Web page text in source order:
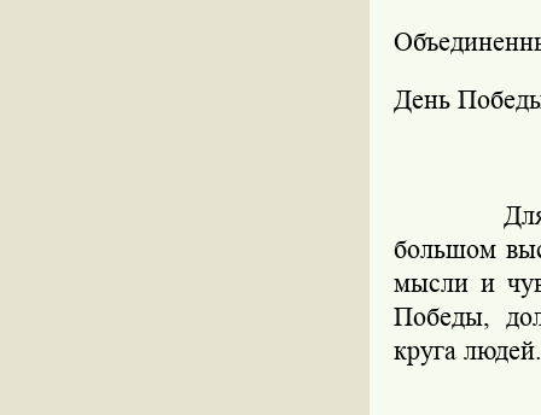
День
большом
мысли и
Победы,
круга людей.